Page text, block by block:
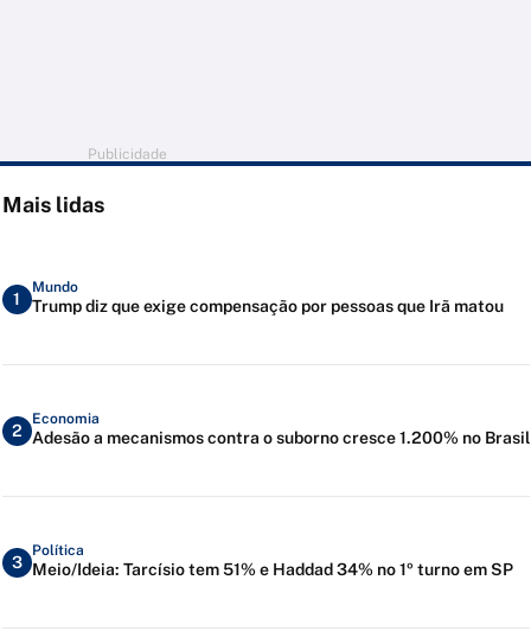
Publicidade
Mais lidas
1
Mundo
Trump diz que exige compensação por pessoas que Irã matou
2
Economia
Adesão a mecanismos contra o suborno cresce 1.200% no Brasil
3
Política
Meio/Ideia: Tarcísio tem 51% e Haddad 34% no 1º turno em SP